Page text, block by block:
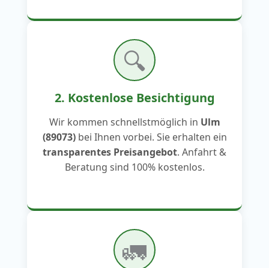
🔍
2. Kostenlose Besichtigung
Wir kommen schnellstmöglich in Ulm
(89073)bei Ihnen vorbei. Sie erhalten ein
transparentes Preisangebot. Anfahrt &
Beratung sind 100% kostenlos.
🚛